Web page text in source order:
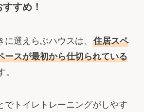
すめ！
選えらぶハウスは、 住居スペ
ースが最初から仕切られている
。
でトイレトレーニングがしやす